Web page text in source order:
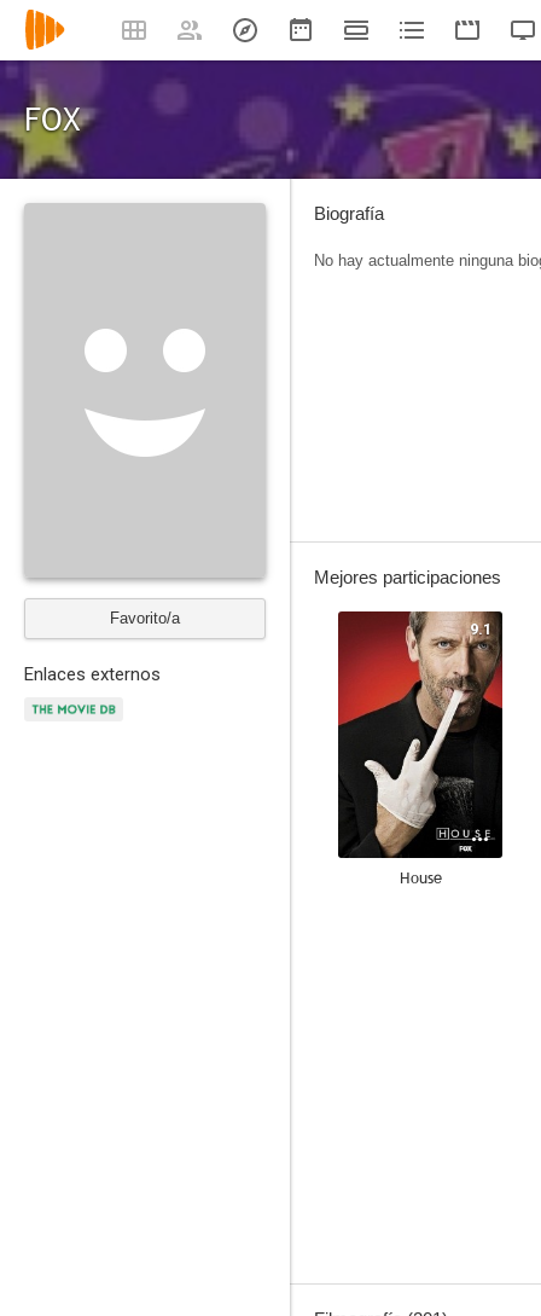
FOX
Favorito/a
Enlaces externos
Biografía
No hay actualmente ninguna
Mejores participaciones
9.1
House